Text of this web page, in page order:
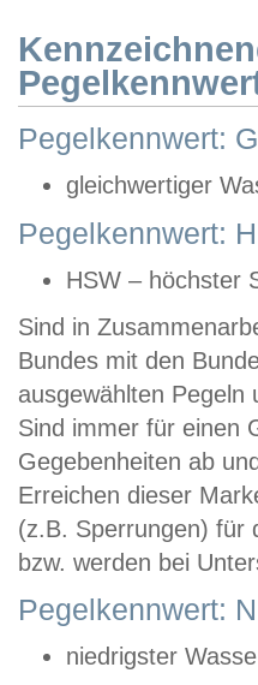
Pegelkennwert:
gleichwertiger
Pegelkennwert:
HSW – höchster
Sind in
Bundes mit den
ausgewählten
Sind immer für einen
Gegebenheiten ab
Erreichen dieser
(z.B. Sperrungen) für
bzw. werden bei
Pegelkennwert:
niedrigster